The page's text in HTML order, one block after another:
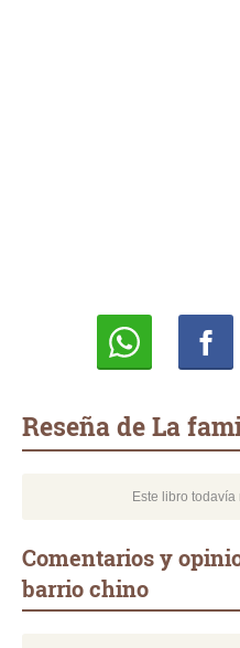
Reseña de La
Este libro
Comentarios y
barrio chino